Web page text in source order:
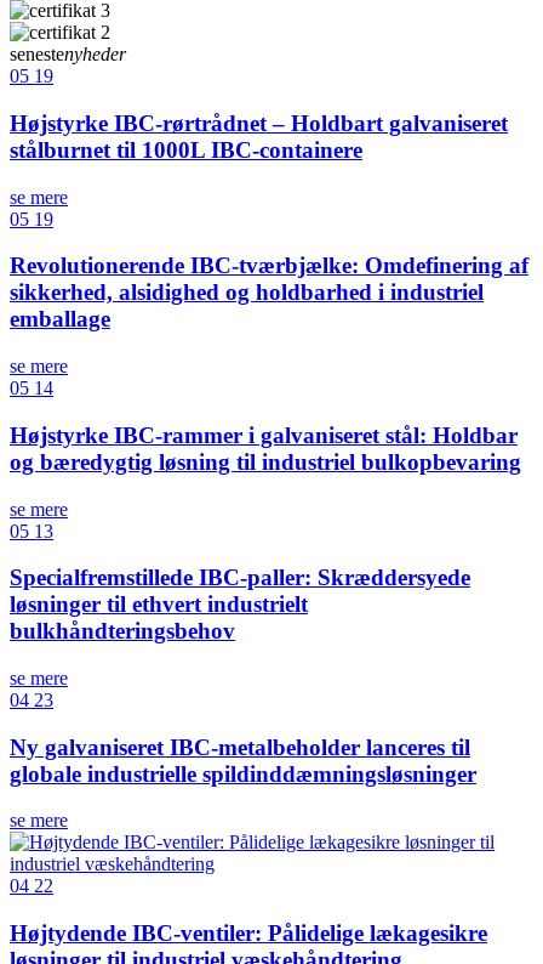
senestenyheder
05 19
Højstyrke IBC-rørtrådnet – Holdbart galvaniseret
stålburnet til 1000L IBC-containere
se mere
05 19
Revolutionerende IBC-tværbjælke: Omdefinering af
sikkerhed, alsidighed og holdbarhed i industriel
emballage
se mere
05 14
Højstyrke IBC-rammer i galvaniseret stål: Holdbar
og bæredygtig løsning til industriel bulkopbevaring
se mere
05 13
Specialfremstillede IBC-paller: Skræddersyede
løsninger til ethvert industrielt
bulkhåndteringsbehov
se mere
04 23
Ny galvaniseret IBC-metalbeholder lanceres til
globale industrielle spildinddæmningsløsninger
se mere
04 22
Højtydende IBC-ventiler: Pålidelige lækagesikre